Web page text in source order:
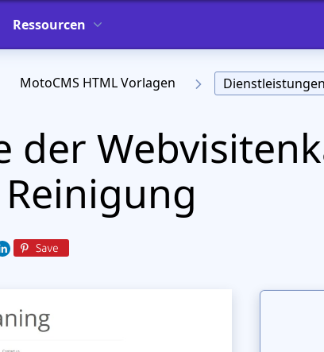
Ressourcen
MotoCMS HTML Vorlagen Dienstleistungen
der